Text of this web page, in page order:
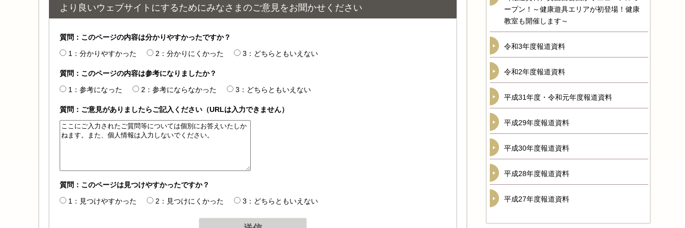
より良いウェブサイトにするためにみなさまのご意見をお聞かせください
質問：このページの内容は分かりやすかったですか？
1：分かりやすかった
2：分かりにくかった 3：どちらともいえない
質問：このページの内容は参考になりましたか？
1：参考になった
2：参考にならなかった 3：どちらともいえない
質問：ご意見がありましたらご記入ください（URLは入力できません）
質問：このページは見つけやすかったですか？
1：見つけやすかった
2：見つけにくかった 3：どちらともいえない
ープン！～健康遊具エリアが初登場！健康
教室も開催します～
令和3年度報道資料
令和2年度報道資料
平成31年度・令和元年度報道資料
平成29年度報道資料
平成30年度報道資料
平成28年度報道資料
平成27年度報道資料